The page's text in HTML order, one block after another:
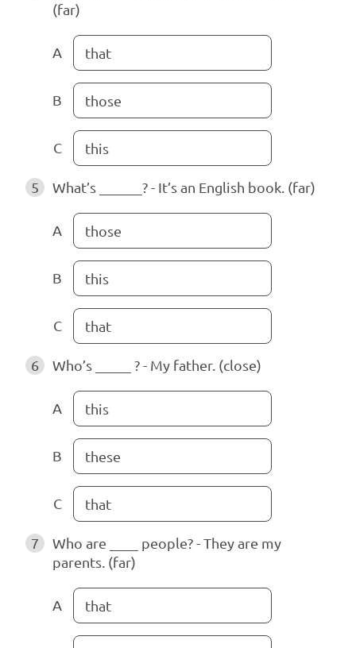
(far)
A that
B those
C this
5 What’s ______? - It’s an English book. (far)
A those
B this
C that
6 Who’s _____ ? - My father. (close)
A this
B these
C that
7
Who are ____ people? - They are my
parents. (far)
A that